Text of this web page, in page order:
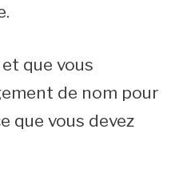
que vous
de nom pour
que vous devez